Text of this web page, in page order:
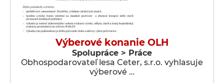
Výberové konanie OLH
Spolupráce > Práce
Obhospodarovateľ lesa Ceter, s.r.o. vyhlasuje
výberové …